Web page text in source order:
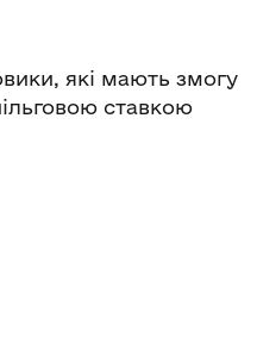
які мають змогу
ставкою